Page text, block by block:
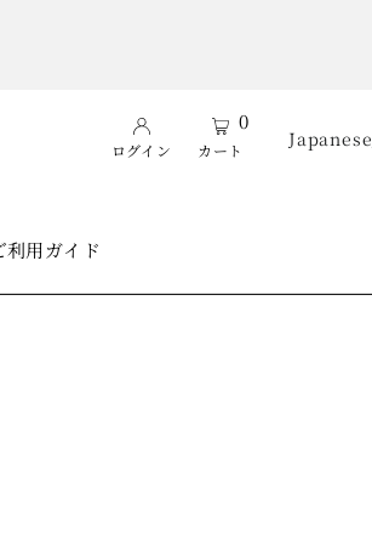
ログイン
0
カート Japanese
利用ガイド